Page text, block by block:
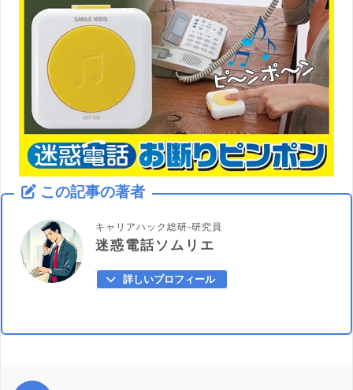
この記事の著者
キャリアハック総研-研究員
迷惑電話ソムリエ
詳しいプロフィール